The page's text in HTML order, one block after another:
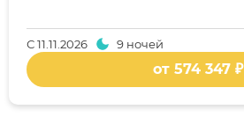
С11.11.2026 9 ночей
от 574 347 ₽